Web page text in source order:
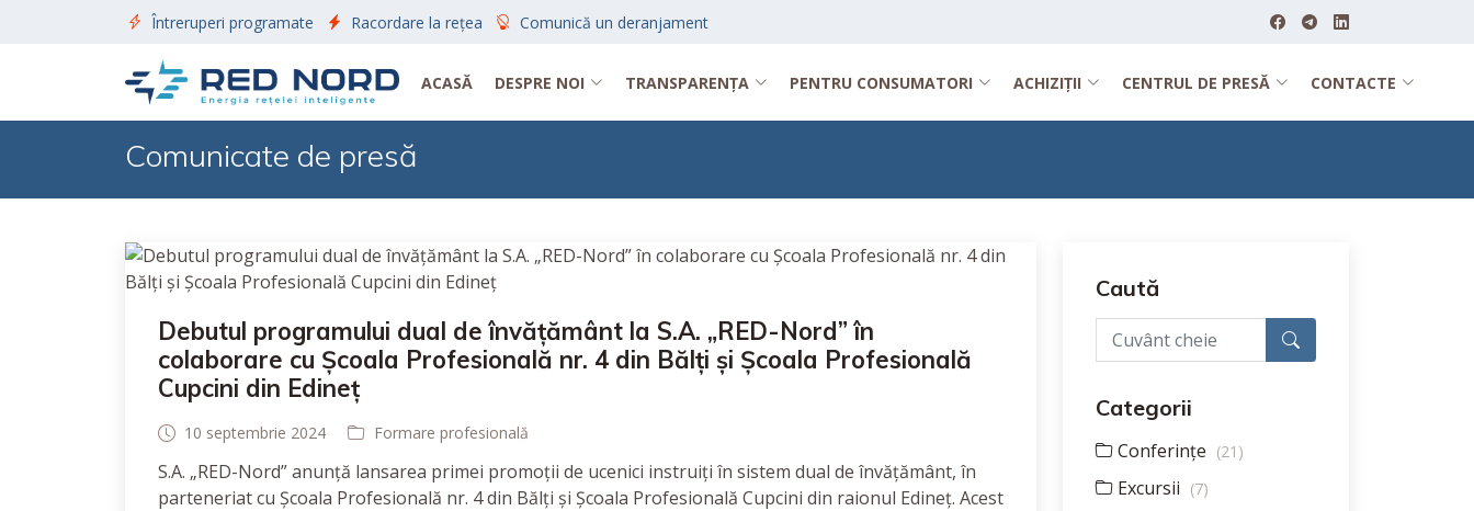
Întreruperi programate Racordare la rețea Comunică un deranjament
ACASĂ DESPRE NOI TRANSPARENȚA PENTRU CONSUMATORI ACHIZIȚII CENTRUL DE PRESĂ CONTACTE
Comunicate de presă
Debutul programului dual de învățământ la S.A. „RED-Nord” în
colaborare cu Școala Profesională nr. 4 din Bălți și Școala Profesională
Cupcini din Edineț
10 septembrie 2024 Formare profesională
S.A. „RED-Nord” anunță lansarea primei promoții de ucenici instruiți în sistem dual de învățământ, în
parteneriat cu Școala Profesională nr. 4 din Bălți și Școala Profesională Cupcini din raionul Edineț. Acest
Caută
Categorii
Conferințe (21)
Excursii (7)